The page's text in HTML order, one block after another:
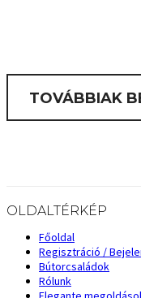
TOVÁBBIAK
OLDALTÉRKÉP
Főoldal
Regisztráció /
Bútorcsaládok
Rólunk